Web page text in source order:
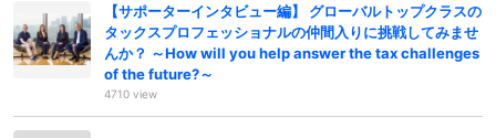
【サポーターインタビュー編】 グローバルトップクラスの
タックスプロフェッショナルの仲間入りに挑戦してみませ
んか？ ～How will you help answer the tax challenges
of the future?～
4710 view